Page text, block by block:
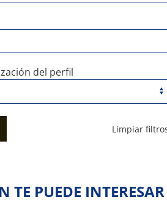
del perfil
Limpiar
TE PUEDE INTERESAR